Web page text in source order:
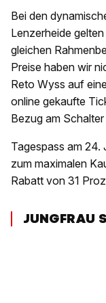
Bei den
Lenzerheide
gleichen
Preise haben wir
Reto Wyss auf
online gekaufte
Bezug am
Tagespass am 24.
zum maximalen
Rabatt von 31
JUNGFRAU